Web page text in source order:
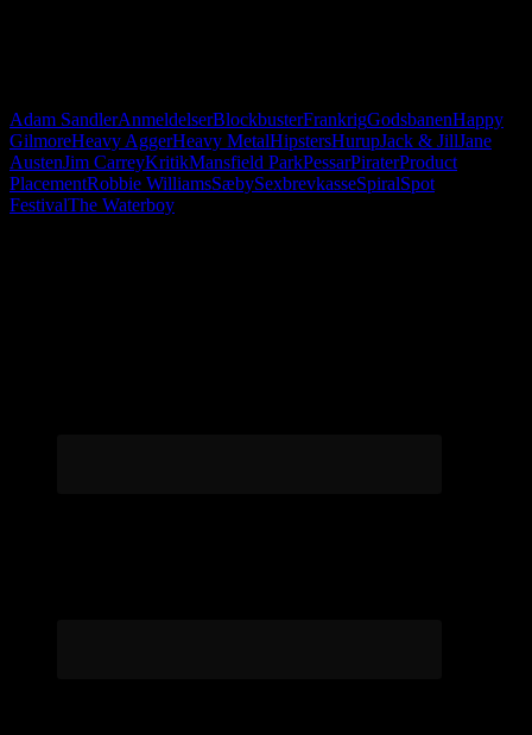
Adam SandlerAnmeldelserBlockbusterFrankrigGodsbanenHappy
GilmoreHeavy AggerHeavy MetalHipstersHurupJack & JillJane
AustenJim CarreyKritikMansfield ParkPessarPiraterProduct
PlacementRobbie WilliamsSæbySexbrevkasseSpiralSpot
FestivalThe Waterboy